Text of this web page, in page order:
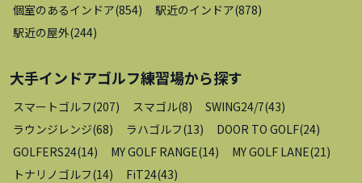
個室のあるインドア(854) 駅近のインドア(878)
駅近の屋外(244)
大手インドアゴルフ練習場から探す
スマートゴルフ(207) スマゴル(8) SWING24/7(43)
ラウンジレンジ(68) ラハゴルフ(13) DOOR TO GOLF(24)
GOLFERS24(14) MY GOLF RANGE(14) MY GOLF LANE(21 )
トナリノゴルフ(14) FiT24(43)